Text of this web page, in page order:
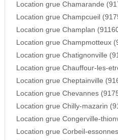
Location grue Chamarande
Location grue Champcueil
Location grue Champlan
Location grue Champmotteux
Location grue Chatignonville
Location grue Chauffour-les-
Location grue Cheptainville
Location grue Chevannes
Location grue Chilly-mazarin
Location grue Congerville-
Location grue Corbeil-